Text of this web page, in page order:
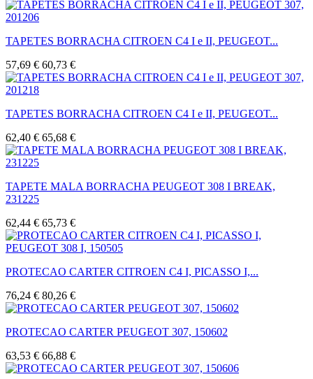
TAPETES BORRACHA CITROEN C4 I e II, PEUGEOT...
57,69 € 60,73 €
TAPETES BORRACHA CITROEN C4 I e II, PEUGEOT...
62,40 € 65,68 €
TAPETE MALA BORRACHA PEUGEOT 308 I BREAK,
231225
62,44 € 65,73 €
PROTECAO CARTER CITROEN C4 I, PICASSO I,...
76,24 € 80,26 €
PROTECAO CARTER PEUGEOT 307, 150602
63,53 € 66,88 €